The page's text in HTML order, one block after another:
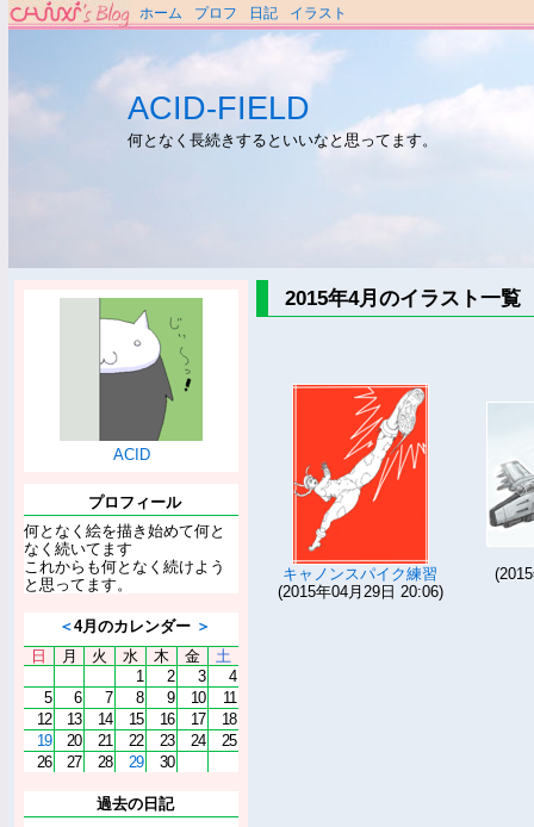
ホーム プロフ 日記 イラスト
ACID-FIELD
何となく長続きするといいなと思ってます。
ACID
プロフィール
何となく絵を描き始めて何と
なく続いてます
これからも何となく続けよう
と思ってます。
＜4月のカレンダー ＞
日
月 火 水 木 金
土
1
2 3
4
5
6 7 8 9 10
11
12
13 14 15 16 17
18
19
20 21 22 23 24
25
26
27 28 29 30
過去の日記
2015年4月のイラスト一覧
キャノンスパイク練習
(2015年04月29日 20:06)